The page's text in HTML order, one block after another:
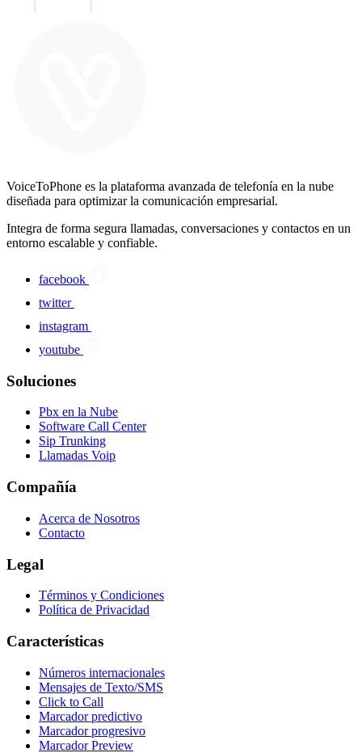
VoiceToPhone es la plataforma avanzada de telefonía en la nube
diseñada para optimizar la comunicación empresarial.
Integra de forma segura llamadas, conversaciones y contactos en un
entorno escalable y confiable.
facebook
twitter
instagram
youtube
Soluciones
Pbx en la Nube
Software Call Center
Sip Trunking
Llamadas Voip
Compañía
Acerca de Nosotros
Contacto
Legal
Términos y Condiciones
Política de Privacidad
Características
Números internacionales
Mensajes de Texto/SMS
Click to Call
Marcador predictivo
Marcador progresivo
Marcador Preview